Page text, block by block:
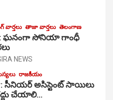
వార్తలు తాజా వార్తలు తెలంగాణ
ఘ‌నంగా సోనియా గాంధీ
NEWS
రాజకీయం
సీనియర్ అసిస్టెంట్ సాయిలు
చేయాలి…